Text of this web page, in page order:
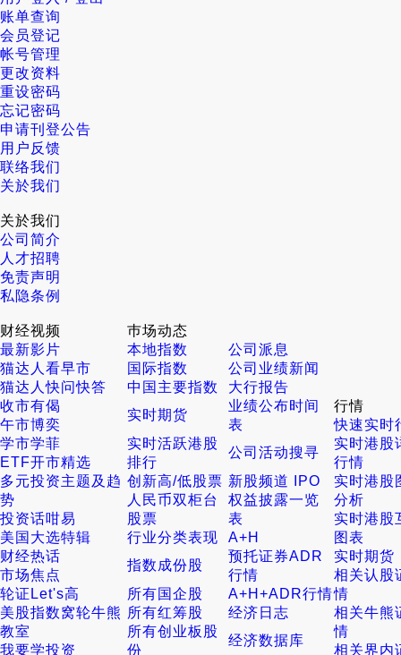
账单查询
会员登记
帐号管理
更改资料
重设密码
忘记密码
申请刊登公告
用户反馈
联络我们
关於我们
关於我们
公司简介
人才招聘
免责声明
私隐条例
财经视频
最新影片
猫达人看早市
猫达人快问快答
收市有偈
午市博奕
学市学菲
ETF开市精选
多元投资主题及趋
势
投资话咁易
美国大选特辑
财经热话
市场焦点
轮证Let's高
美股指数窝轮牛熊
教室
我要学投资
巿场动态
本地指数
公司派息
国际指数
公司业绩新闻
中国主要指数
大行报告
实时期货
业绩公布时间
表
实时活跃港股
排行
公司活动搜寻
创新高/低股票 新股频道 IPO
人民币双柜台
股票
权益披露一览
表
行业分类表现
A+H
指数成份股
预托证券ADR
行情
所有国企股
A+H+ADR行情
所有红筹股
经济日志
所有创业板股
份
经济数据库
行情
快速实时
实时港股
行情
实时港股
分析
实时港股
图表
实时期货
相关认股
情
相关牛熊
情
相关界内